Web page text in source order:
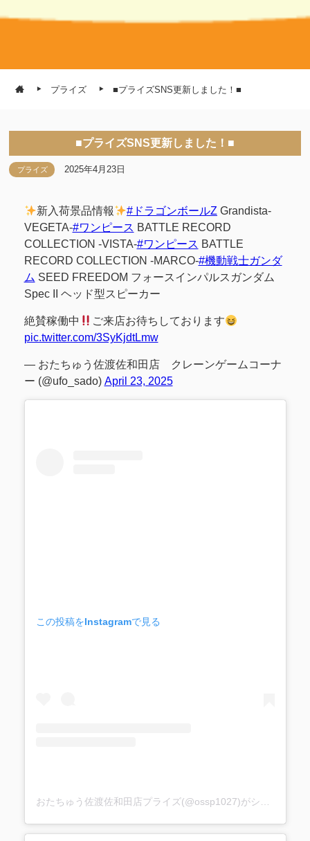
プライズ ■プライズSNS更新しました！■
■プライズSNS更新しました！■
プライズ 2025年4月23日
新入荷景品情報 #ドラゴンボールZ Grandista-
VEGETA-#ワンピース BATTLE RECORD
COLLECTION -VISTA-#ワンピース BATTLE
RECORD COLLECTION -MARCO-#機動戦士ガンダ
ム SEED FREEDOM フォースインパルスガンダム
Spec II ヘッド型スピーカー
絶賛稼働中
ご来店お待ちしております
pic.twitter.com/3SyKjdtLmw
— おたちゅう佐渡佐和田店 クレーンゲームコーナ
ー (@ufo_sado) April 23, 2025
この投稿をInstagramで見る